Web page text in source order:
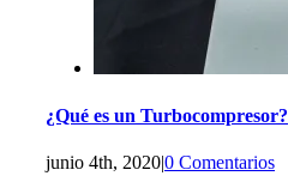
¿Qué es un Turbocompresor?
junio 4th, 2020|0 Comentarios